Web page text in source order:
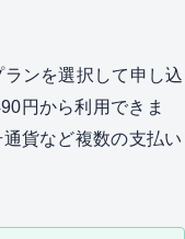
ンを選択して申し込
円から利用できま
貨など複数の支払い